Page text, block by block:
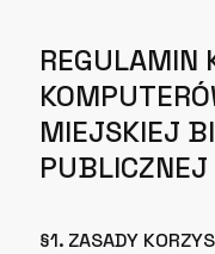
REGULAMIN
MIEJSKIEJ
PUBLICZNEJ
§1. ZASADY